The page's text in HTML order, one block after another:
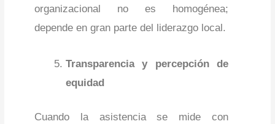
organizacional no es homogénea;
depende en gran parte del liderazgo local.
Transparencia y percepción de
equidad
Cuando la asistencia se mide con